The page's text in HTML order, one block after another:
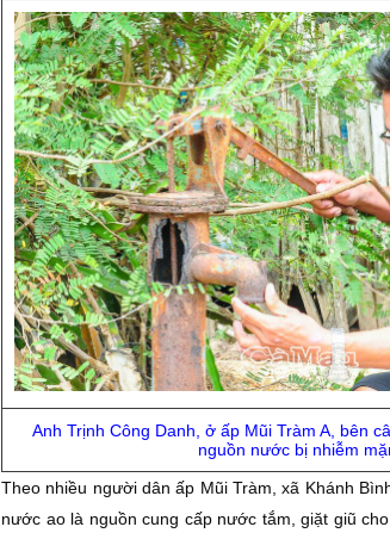
Anh Trịnh Công Danh, ở ấp Mũi Tràm A, bên
nguồn nước bị nhiễm
Theo nhiều người dân ấp Mũi Tràm, xã Khánh
nước ao là nguồn cung cấp nước tắm, giặt giũ